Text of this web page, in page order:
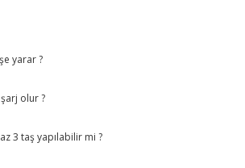
yarar ?
olur ?
3 taş yapılabilir mi ?